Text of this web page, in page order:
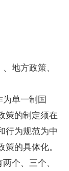
地方政策、
单一制国
策的制定须在
行为规范为中
的具体化。
个、三个、